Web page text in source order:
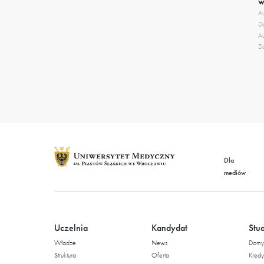
Dla
mediów
Uczelnia
Władze
Struktura
Kandydat
News
Oferta